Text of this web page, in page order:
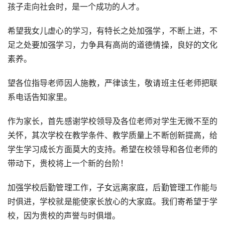
孩子走向社会时，是一个成功的人才。
希望我女儿虚心的学习，有特长之处加强学，不断上进，不
足之处要加强学习，力争具有高尚的道德情操，良好的文化
素养。
望各位指导老师因人施教，严律该生，敬请班主任老师把联
系电话告知家里。
作为家长，首先感谢学校领导及各位老师对学生无微不至的
关怀，其次学校在教学条件、教学质量上不断创新提高，给
学生学习成长方面莫大的支持。希望在校领导和各位老师的
带动下，贵校将上一个新的台阶！
加强学校后勤管理工作，子女远离家庭，后勤管理工作能与
时俱进，学校就是能使家长放心的大家庭。我们寄希望于学
校，因为贵校的声誉与时俱增。